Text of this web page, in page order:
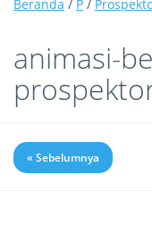
Beranda / P /
animasi-
« Sebelumnya